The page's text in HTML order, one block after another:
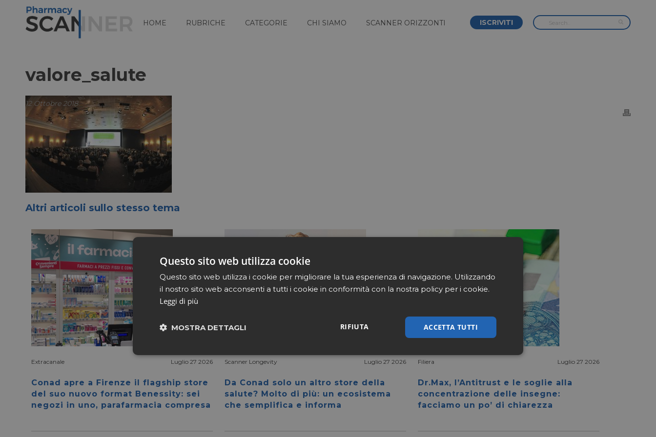
HOME RUBRICHE CATEGORIE CHI SIAMO SCANNER ORIZZONTI ISCRIVITI
valore_salute
12 Ottobre 2018
Altri articoli sullo stesso tema
Extracanale Luglio 27 2026
Conad apre a Firenze il flagship store
del suo nuovo format Benessity: sei
negozi in uno, parafarmacia compresa
Scanner Longevity Luglio 27 2026
Da Conad solo un altro store della
salute? Molto di più: un ecosistema
che semplifica e informa
Filiera Luglio 27 2026
Dr.Max, l’Antitrust e le soglie alla
concentrazione delle insegne:
facciamo un po’ di chiarezza
Questo sito web utilizza cookie
Questo sito web utilizza i cookie per migliorare la tua esperienza di navigazione. Utilizzando
il nostro sito web acconsenti a tutti i cookie in conformità con la nostra policy per i cookie.
Leggi di più
ACCETTA TUTTI
RIFIUTA
MOSTRA DETTAGLI
Necessari Marketing Non classificati